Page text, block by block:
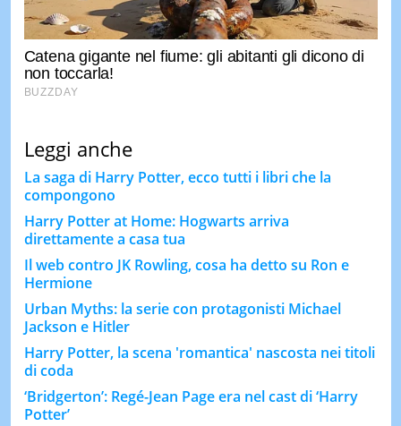
Leggi anche
La saga di Harry Potter, ecco tutti i libri che la
compongono
Harry Potter at Home: Hogwarts arriva
direttamente a casa tua
Il web contro JK Rowling, cosa ha detto su Ron e
Hermione
Urban Myths: la serie con protagonisti Michael
Jackson e Hitler
Harry Potter, la scena 'romantica' nascosta nei titoli
di coda
‘Bridgerton’: Regé-Jean Page era nel cast di ‘Harry
Potter’